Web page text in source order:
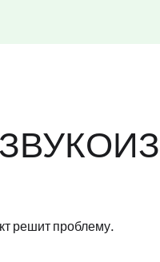
решит проблему.